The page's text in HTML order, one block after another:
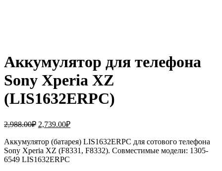
Аккумулятор для телефона
Sony Xperia XZ
(LIS1632ERPC)
2,988.00₽ Первоначальная
составляла
2,988.00₽.
2,739.00₽Текущая
2,739.00₽.
Аккумулятор (батарея) LIS1632ERPC для сотового телефона
Sony Xperia XZ (F8331, F8332). Совместимые модели: 1305-
6549 LIS1632ERPC